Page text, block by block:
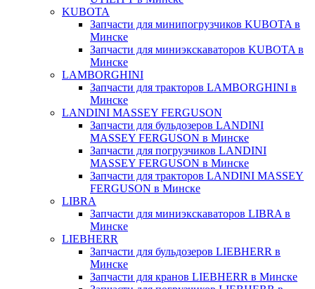
KUBOTA
Запчасти для минипогрузчиков KUBOTA в
Минске
Запчасти для миниэкскаваторов KUBOTA в
Минске
LAMBORGHINI
Запчасти для тракторов LAMBORGHINI в
Минске
LANDINI MASSEY FERGUSON
Запчасти для бульдозеров LANDINI
MASSEY FERGUSON в Минске
Запчасти для погрузчиков LANDINI
MASSEY FERGUSON в Минске
Запчасти для тракторов LANDINI MASSEY
FERGUSON в Минске
LIBRA
Запчасти для миниэкскаваторов LIBRA в
Минске
LIEBHERR
Запчасти для бульдозеров LIEBHERR в
Минске
Запчасти для кранов LIEBHERR в Минске